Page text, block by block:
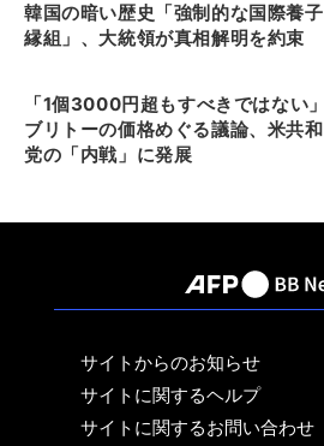
韓国の暗い歴史「強制的な国際養子
縁組」、大統領が真相解明を約束
「1個3000円超もすべきではない」
ブリトーの価格めぐる議論、米共和
党の「内戦」に発展
サイトからのお知らせ
サイトに関するヘルプ
サイトに関するお問い合わせ